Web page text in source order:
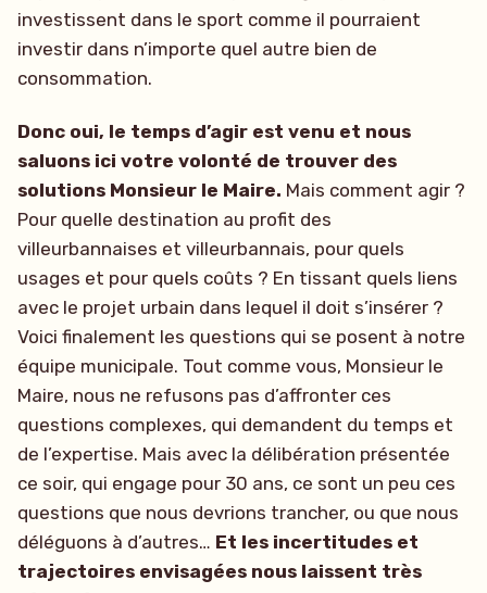
investissent dans le sport comme il pourraient
investir dans n’importe quel autre bien de
consommation.
Donc oui, le temps d’agir est venu et nous
saluons ici votre volonté de trouver des
solutions Monsieur le Maire. Mais comment agir ?
Pour quelle destination au profit des
villeurbannaises et villeurbannais, pour quels
usages et pour quels coûts ? En tissant quels liens
avec le projet urbain dans lequel il doit s’insérer ?
Voici finalement les questions qui se posent à notre
équipe municipale. Tout comme vous, Monsieur le
Maire, nous ne refusons pas d’affronter ces
questions complexes, qui demandent du temps et
de l’expertise. Mais avec la délibération présentée
ce soir, qui engage pour 30 ans, ce sont un peu ces
questions que nous devrions trancher, ou que nous
déléguons à d’autres… Et les incertitudes et
trajectoires envisagées nous laissent très